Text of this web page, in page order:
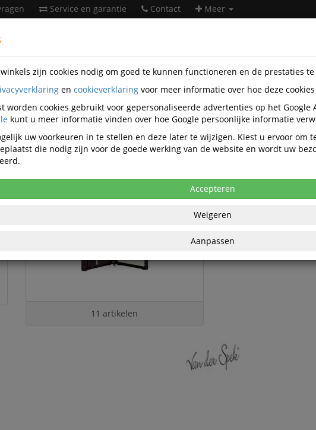
Service en garantie Contact Meer
Schrijfwaren Van der Spek
Van der Spek schrijfwaren
accessoires
11 artikelen
zijn cookies nodig om goed te kunnen functioneren en de prestaties
en cookieverklaring voor meer informatie over hoe deze
worden cookies gebruikt voor gepersonaliseerde advertenties op het Google
kunt u meer informatie vinden over hoe Google persoonlijke informatie
uw voorkeuren in te stellen en deze later te wijzigen. Kiest u ervoor om
die nodig zijn voor de goede werking van de website en wordt uw
Accepteren
Weigeren
Aanpassen